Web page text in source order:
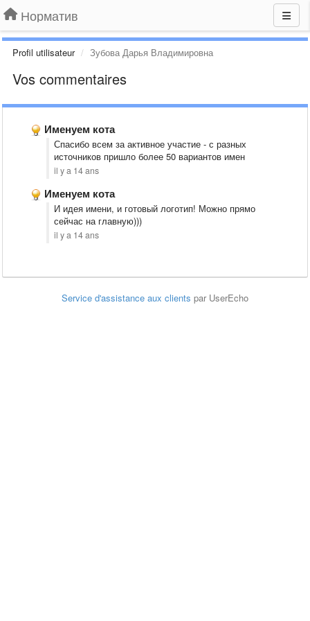
Норматив
Profil utilisateur Зубова Дарья Владимировна
Vos commentaires
Именуем кота
Спасибо всем за активное участие - с разных
источников пришло более 50 вариантов имен
il y a 14 ans
Именуем кота
И идея имени, и готовый логотип! Можно прямо
сейчас на главную)))
il y a 14 ans
Service d'assistance aux clients par UserEcho